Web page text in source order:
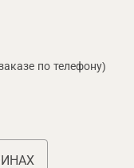
по телефону)